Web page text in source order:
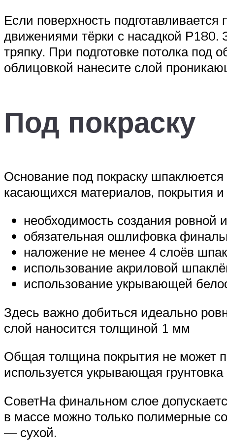
Если поверхность
движениями тёрки с насадкой Р180.
тряпку. При подготовке потолка
облицовкой нанесите слой
Под покраску
Основание под покраску
касающихся материалов, покрытия
необходимость создания ровной
обязательная ошлифовка
наложение не менее 4 слоёв
использование акриловой
использование укрывающей
Здесь важно добиться идеально
слой наносится толщиной 1 мм
Общая толщина покрытия не может
используется укрывающая грунтовка
СоветНа финальном слое
в массе можно только полимерные
— сухой.